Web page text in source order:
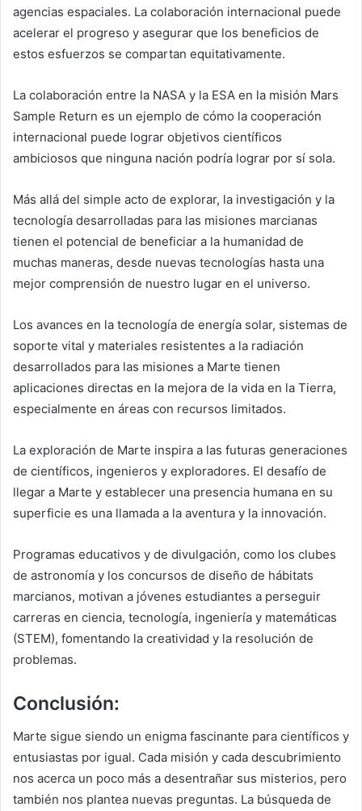
agencias espaciales. La colaboración internacional puede
acelerar el progreso y asegurar que los beneficios de
estos esfuerzos se compartan equitativamente.
La colaboración entre la NASA y la ESA en la misión Mars
Sample Return es un ejemplo de cómo la cooperación
internacional puede lograr objetivos científicos
ambiciosos que ninguna nación podría lograr por sí sola.
Más allá del simple acto de explorar, la investigación y la
tecnología desarrolladas para las misiones marcianas
tienen el potencial de beneficiar a la humanidad de
muchas maneras, desde nuevas tecnologías hasta una
mejor comprensión de nuestro lugar en el universo.
Los avances en la tecnología de energía solar, sistemas de
soporte vital y materiales resistentes a la radiación
desarrollados para las misiones a Marte tienen
aplicaciones directas en la mejora de la vida en la Tierra,
especialmente en áreas con recursos limitados.
La exploración de Marte inspira a las futuras generaciones
de científicos, ingenieros y exploradores. El desafío de
llegar a Marte y establecer una presencia humana en su
superficie es una llamada a la aventura y la innovación.
Programas educativos y de divulgación, como los clubes
de astronomía y los concursos de diseño de hábitats
marcianos, motivan a jóvenes estudiantes a perseguir
carreras en ciencia, tecnología, ingeniería y matemáticas
(STEM), fomentando la creatividad y la resolución de
problemas.
Conclusión:
Marte sigue siendo un enigma fascinante para científicos y
entusiastas por igual. Cada misión y cada descubrimiento
nos acerca un poco más a desentrañar sus misterios, pero
también nos plantea nuevas preguntas. La búsqueda de